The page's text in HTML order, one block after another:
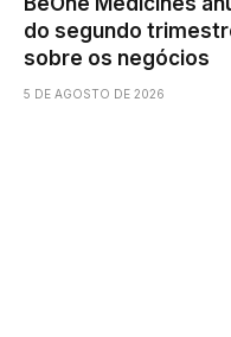
do segundo
sobre os negócios
5 DE AGOSTO DE 2026